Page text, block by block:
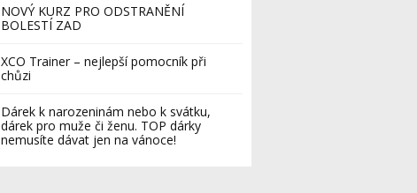
NOVÝ KURZ PRO ODSTRANĚNÍ
BOLESTÍ ZAD
XCO Trainer – nejlepší pomocník při
chůzi
Dárek k narozeninám nebo k svátku,
dárek pro muže či ženu. TOP dárky
nemusíte dávat jen na vánoce!